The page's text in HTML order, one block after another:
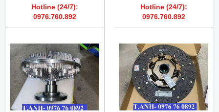
Hotline (24/7):
0976.760.892
Hotline (24/7):
0976.760.892